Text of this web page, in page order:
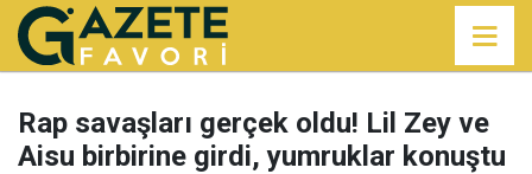
Rap savaşları gerçek oldu! Lil Zey ve
Aisu birbirine girdi, yumruklar konuştu